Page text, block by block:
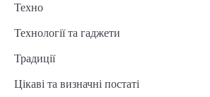
Техно
Технології та гаджети
Традиції
Цікаві та визначні постаті